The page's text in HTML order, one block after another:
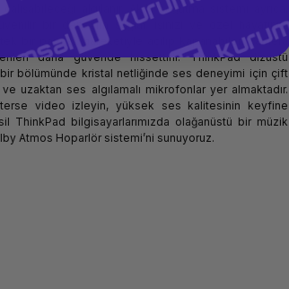
algılanır. Akıllı soğutma sistemi ayrıca,
bir deneyim sağlar. İşinizi ve özel hayatınızı
bir parmak hareketiyle açılıp kapanabilen kamera
daha güvende hissettirir. ThinkPad dizüstü
bir bölümünde kristal netliğinde ses deneyimi için çift
uzaktan ses algılamalı mikrofonlar yer almaktadır.
video izleyin, yüksek ses kalitesinin keyfine
ThinkPad bilgisayarlarımızda olağanüstü bir müzik
Atmos Hoparlör sistemi’ni sunuyoruz.